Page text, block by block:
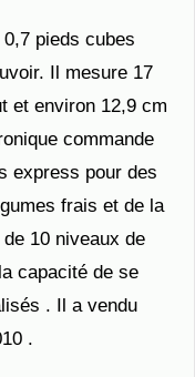
pieds cubes
Il mesure 17
et environ 12,9 cm
commande
express pour des
frais et de la
10 niveaux de
capacité de se
. Il a vendu
.